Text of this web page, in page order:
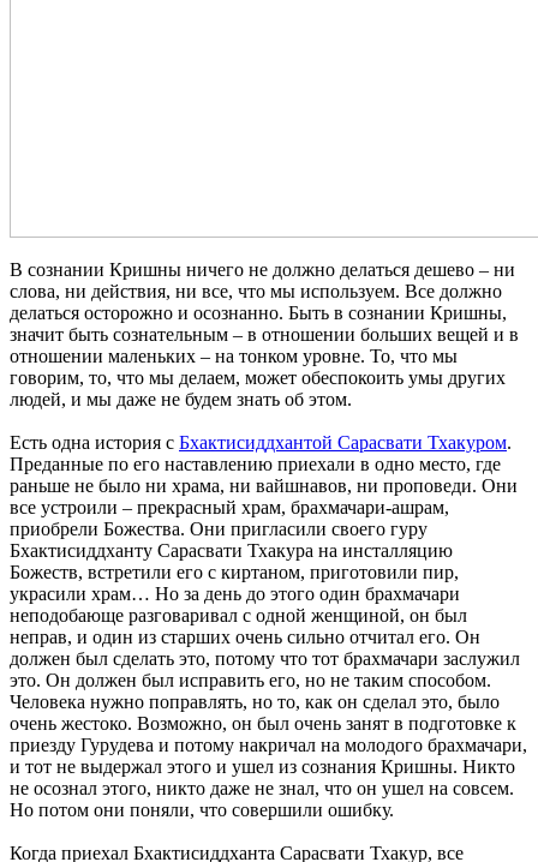
В сознании Кришны ничего не должно делаться дешево – ни
слова, ни действия, ни все, что мы используем. Все должно
делаться осторожно и осознанно. Быть в сознании Кришны,
значит быть сознательным – в отношении больших вещей и в
отношении маленьких – на тонком уровне. То, что мы
говорим, то, что мы делаем, может обеспокоить умы других
людей, и мы даже не будем знать об этом.
Есть одна история с Бхактисиддхантой Сарасвати Тхакуром.
Преданные по его наставлению приехали в одно место, где
раньше не было ни храма, ни вайшнавов, ни проповеди. Они
все устроили – прекрасный храм, брахмачари-ашрам,
приобрели Божества. Они пригласили своего гуру
Бхактисиддханту Сарасвати Тхакура на инсталляцию
Божеств, встретили его с киртаном, приготовили пир,
украсили храм… Но за день до этого один брахмачари
неподобающе разговаривал с одной женщиной, он был
неправ, и один из старших очень сильно отчитал его. Он
должен был сделать это, потому что тот брахмачари заслужил
это. Он должен был исправить его, но не таким способом.
Человека нужно поправлять, но то, как он сделал это, было
очень жестоко. Возможно, он был очень занят в подготовке к
приезду Гурудева и потому накричал на молодого брахмачари,
и тот не выдержал этого и ушел из сознания Кришны. Никто
не осознал этого, никто даже не знал, что он ушел на совсем.
Но потом они поняли, что совершили ошибку.
Когда приехал Бхактисиддханта Сарасвати Тхакур, все